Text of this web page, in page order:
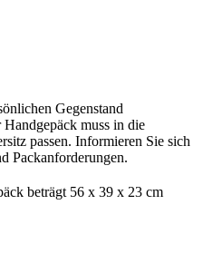
Gegenstand
muss in die
passen. Informieren Sie sich
Packanforderungen.